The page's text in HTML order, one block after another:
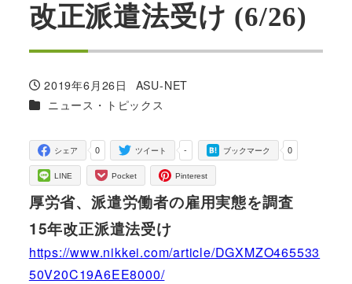
改正派遣法受け (6/26)
投稿日
2019年6月26日
著
者
ASU-NET
カテゴリー
ニュース・トピックス
0
シェア -
ツイート 0
ブックマーク
LINE Pocket Pinterest
厚労省、派遣労働者の雇用実態を調査
15年改正派遣法受け
https://www.nikkei.com/article/DGXMZO465533
50V20C19A6EE8000/